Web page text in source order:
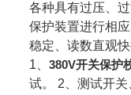
各种具有过压、
保护装置进行相
稳定、读数直观
1
380V开关保护
试。
2 、测试开